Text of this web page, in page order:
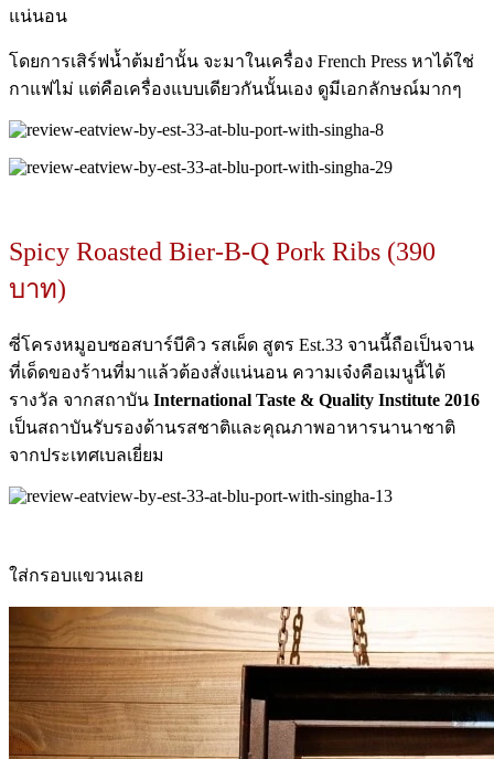
แน่นอน
โดยการเสิร์ฟน้ำต้มยำนั้น จะมาในเครื่อง French Press หาได้ใช่
กาแฟไม่ แต่คือเครื่องแบบเดียวกันนั้นเอง ดูมีเอกลักษณ์มากๆ
Spicy Roasted Bier-B-Q Pork Ribs (390
บาท)
ซี่โครงหมูอบซอสบาร์บีคิว รสเผ็ด สูตร Est.33 จานนี้ถือเป็นจาน
ที่เด็ดของร้านที่มาแล้วต้องสั่งแน่นอน ความเจ๋งคือเมนูนี้ได้
รางวัล จากสถาบัน International Taste & Quality Institute 2016
เป็นสถาบันรับรองด้านรสชาติและคุณภาพอาหารนานาชาติ
จากประเทศเบลเยี่ยม
ใส่กรอบแขวนเลย